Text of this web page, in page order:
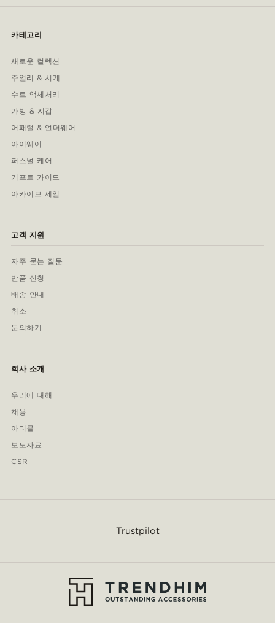
카테고리
새로운 컬렉션
주얼리 & 시계
수트 액세서리
가방 & 지갑
어패럴 & 언더웨어
아이웨어
퍼스널 케어
기프트 가이드
아카이브 세일
고객 지원
자주 묻는 질문
반품 신청
배송 안내
취소
문의하기
회사 소개
우리에 대해
채용
아티클
보도자료
CSR
Trustpilot